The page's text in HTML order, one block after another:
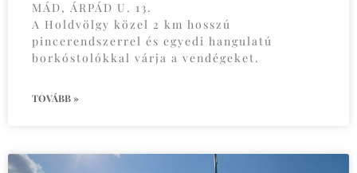
MÁD, ÁRPÁD U. 13.
A Holdvölgy közel 2 km hosszú
pincerendszerrel és egyedi hangulatú
borkóstolókkal várja a vendégeket.
TOVÁBB »